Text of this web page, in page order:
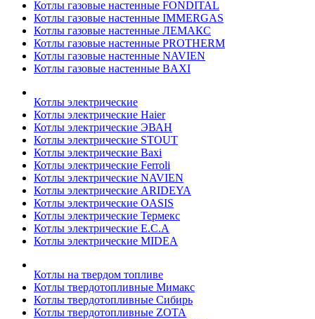
Котлы газовые настенные FONDITAL
Котлы газовые настенные IMMERGAS
Котлы газовые настенные ЛЕМАКС
Котлы газовые настенные PROTHERM
Котлы газовые настенные NAVIEN
Котлы газовые настенные BAXI
Котлы электрические
Котлы электрические Haier
Котлы электрические ЭВАН
Котлы электрические STOUT
Котлы электрические Baxi
Котлы электрические Ferroli
Котлы электрические NAVIEN
Котлы электрические ARIDEYA
Котлы электрические OASIS
Котлы электрические Термекс
Котлы электрические E.C.A
Котлы электрические MIDEA
Котлы на твердом топливе
Котлы твердотопливные Мимакс
Котлы твердотопливные Сибирь
Котлы твердотопливные ZOTA